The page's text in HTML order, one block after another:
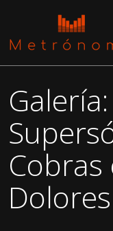
Cobras
Dolores